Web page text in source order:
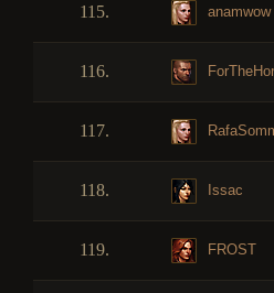
115. anamwow
116.
117.
118. Issac
119. FROST